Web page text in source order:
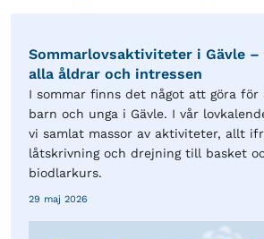
Sommarlovsaktiviteter i Gävle
alla åldrar och intressen
I sommar finns det något att göra för
barn och unga i Gävle. I vår
vi samlat massor av aktiviteter, allt
låtskrivning och drejning till basket
biodlarkurs.
29 maj 2026